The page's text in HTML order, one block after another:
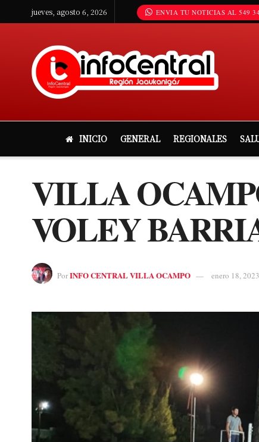
jueves, agosto 6, 2026 ENVIA TU NOTICIAS AL 549
INICIO GENERAL REGIONALES
VILLA
VOLEY
PorINFO CENTRAL VILLA OCAMPO enero 18, 2023